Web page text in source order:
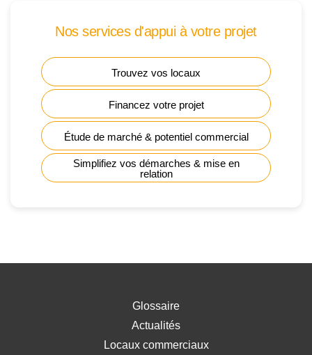
Nos services d'appui à votre projet
Trouvez vos locaux
Financez votre projet
Étude de marché & potentiel commercial
Simplifiez vos démarches & mise en
relation
Glossaire
Actualités
Locaux commerciaux